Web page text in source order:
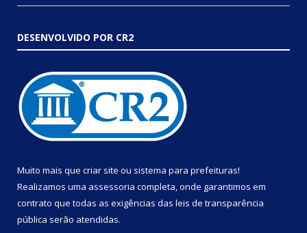
DESENVOLVIDO POR CR2
Muito mais que criar site ou sistema para prefeituras!
Realizamos uma assessoria completa, onde garantimos em
contrato que todas as exigências das leis de transparência
pública serão atendidas.